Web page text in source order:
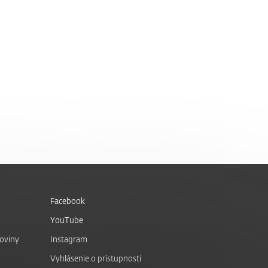
Facebook
YouTube
Instagram
Vyhlásenie o prístupnosti